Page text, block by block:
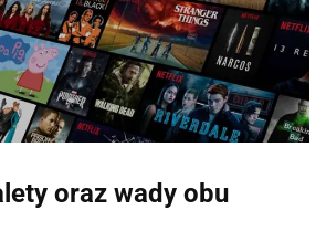
oraz wady obu